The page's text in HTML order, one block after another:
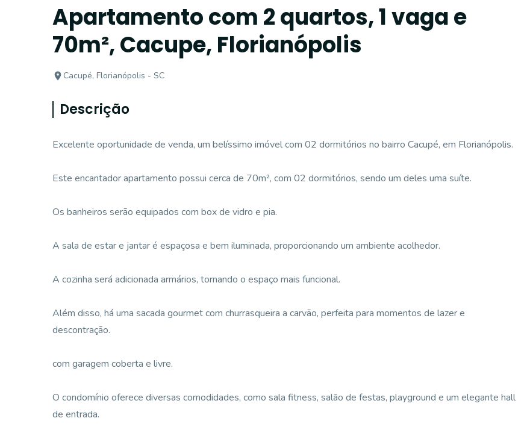
Apartamento com 2 quartos, 1 vaga e
70m², Cacupe, Florianópolis
Cacupé, Florianópolis - SC
Descrição
Excelente oportunidade de venda, um belíssimo imóvel com 02 dormitórios no bairro Cacupé, em Florianópolis.
Este encantador apartamento possui cerca de 70m², com 02 dormitórios, sendo um deles uma suíte.
Os banheiros serão equipados com box de vidro e pia.
A sala de estar e jantar é espaçosa e bem iluminada, proporcionando um ambiente acolhedor.
A cozinha será adicionada armários, tornando o espaço mais funcional.
Além disso, há uma sacada gourmet com churrasqueira a carvão, perfeita para momentos de lazer e
descontração.
com garagem coberta e livre.
O condomínio oferece diversas comodidades, como sala fitness, salão de festas, playground e um elegante hall
de entrada.